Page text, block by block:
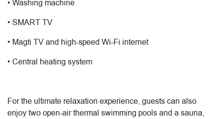
• Washing machine
• SMART TV
• Magti TV and high-speed Wi-Fi internet
• Central heating system
For the ultimate relaxation experience, guests can also
enjoy two open-air thermal swimming pools and a sauna,